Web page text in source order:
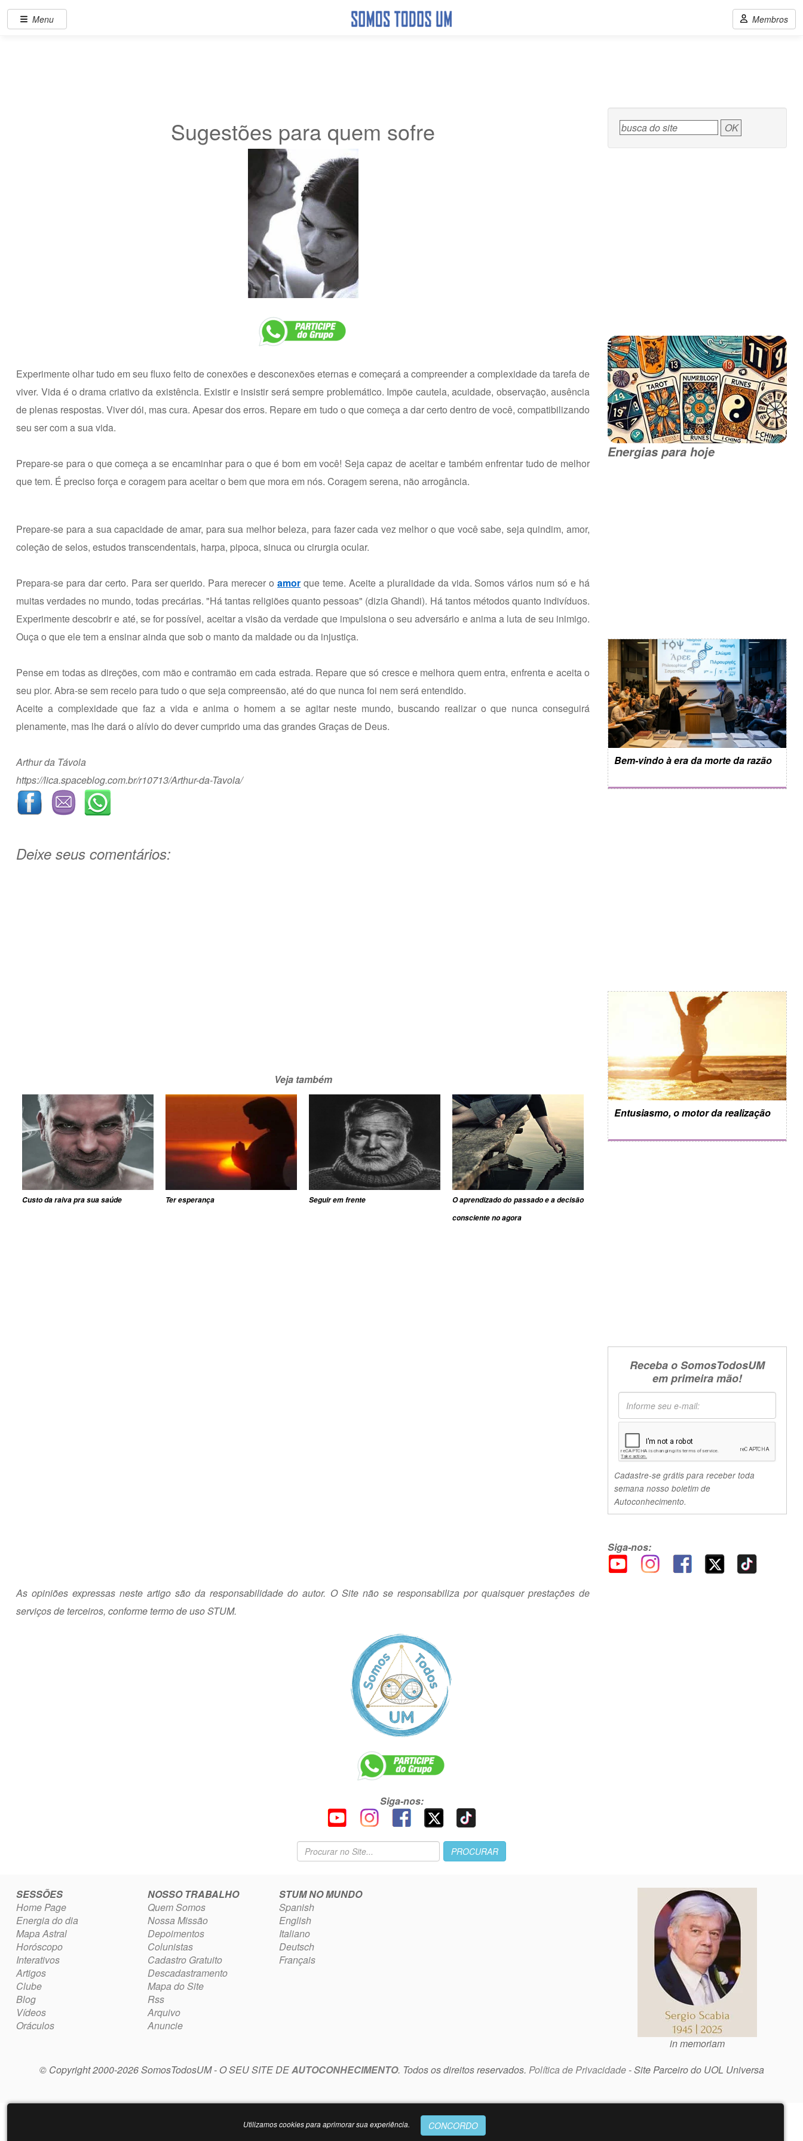
Sugestões para quem sofre
Experimente olhar tudo em seu fluxo feito de conexões e desconexões eternas e começará a compreender a complexidade da tarefa de
viver. Vida é o drama criativo da existência. Existir e insistir será sempre problemático. Impõe cautela, acuidade, observação, ausência
de plenas respostas. Viver dói, mas cura. Apesar dos erros. Repare em tudo o que começa a dar certo dentro de você, compatibilizando
seu ser com a sua vida.
Prepare-se para o que começa a se encaminhar para o que é bom em você! Seja capaz de aceitar e também enfrentar tudo de melhor
que tem. É preciso força e coragem para aceitar o bem que mora em nós. Coragem serena, não arrogância.
Prepare-se para a sua capacidade de amar, para sua melhor beleza, para fazer cada vez melhor o que você sabe, seja quindim, amor,
coleção de selos, estudos transcendentais, harpa, pipoca, sinuca ou cirurgia ocular.
Prepara-se para dar certo. Para ser querido. Para merecer oamor que teme. Aceite a pluralidade da vida. Somos vários num só e há
muitas verdades no mundo, todas precárias. "Há tantas religiões quanto pessoas" (dizia Ghandi). Há tantos métodos quanto indivíduos.
Experimente descobrir e até, se for possível, aceitar a visão da verdade que impulsiona o seu adversário e anima a luta de seu inimigo.
Ouça o que ele tem a ensinar ainda que sob o manto da maldade ou da injustiça.
Pense em todas as direções, com mão e contramão em cada estrada. Repare que só cresce e melhora quem entra, enfrenta e aceita o
seu pior. Abra-se sem receio para tudo o que seja compreensão, até do que nunca foi nem será entendido.
Aceite a complexidade que faz a vida e anima o homem a se agitar neste mundo, buscando realizar o que nunca conseguirá
plenamente, mas lhe dará o alívio do dever cumprido uma das grandes Graças de Deus.
Arthur da Távola
https://lica.spaceblog.com.br/r10713/Arthur-da-Tavola/
Deixe seus comentários:
Veja também
Custo da raiva pra sua saúde Ter esperança Seguir em frente
O aprendizado do passado e a decisão
consciente no agora
As opiniões expressas neste artigo são da responsabilidade do autor. O Site não se responsabiliza por quaisquer prestações de
serviços de terceiros, conforme termo de uso STUM.
Energias para hoje
Bem-vindo à era da morte da razão
Entusiasmo, o motor da realização
Receba o SomosTodosUM
em primeira mão!
Cadastre-se grátis para receber toda
semana nosso boletim de
Autoconhecimento.
Siga-nos:
Siga-nos:
SESSÕES
Home Page
Energia do dia
Mapa Astral
Horóscopo
Interativos
Artigos
Clube
Blog
Vídeos
Oráculos
NOSSO TRABALHO
Quem Somos
Nossa Missão
Depoimentos
Colunistas
Cadastro Gratuito
Descadastramento
Mapa do Site
Rss
Arquivo
Anuncie
STUM NO MUNDO
Spanish
English
Italiano
Deutsch
Français
in memoriam
© Copyright 2000-2026 SomosTodosUM - O SEU SITE DEAUTOCONHECIMENTO. Todos os direitos reservados. Política de Privacidade- Site Parceiro do UOL Universa
Utilizamos cookies para aprimorar sua experiência.
Menu Membros